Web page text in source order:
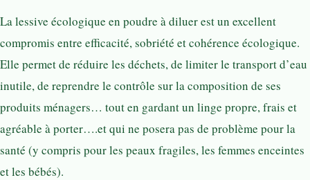
La lessive écologique en poudre à diluer est un excellent
compromis entre efficacité, sobriété et cohérence écologique.
Elle permet de réduire les déchets, de limiter le transport d’eau
inutile, de reprendre le contrôle sur la composition de ses
produits ménagers… tout en gardant un linge propre, frais et
agréable à porter….et qui ne posera pas de problème pour la
santé (y compris pour les peaux fragiles, les femmes enceintes
et les bébés).